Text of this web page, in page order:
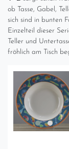
ob Tasse, Gabel,
sich sind in bunten
Einzelteil dieser
Teller und
fröhlich am Tisch